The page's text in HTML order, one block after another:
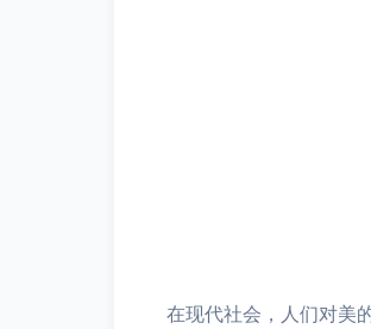
在现代社会，人们对美